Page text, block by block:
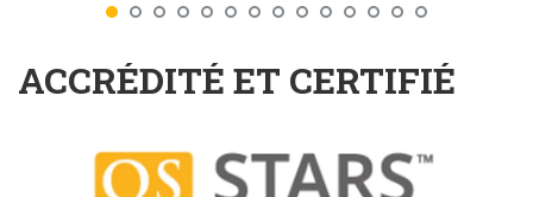
ACCRÉDITÉ ET CERTIFIÉ